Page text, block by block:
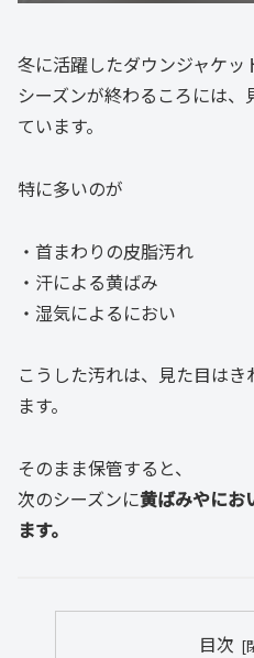
冬に活躍したダウンジャケッ
シーズンが終わるころには
ています。
特に多いのが
・首まわりの皮脂汚れ
・汗による黄ばみ
・湿気によるにおい
こうした汚れは、見た目は
ます。
そのまま保管すると、
次のシーズンに黄ばみやにお
ます。
目次